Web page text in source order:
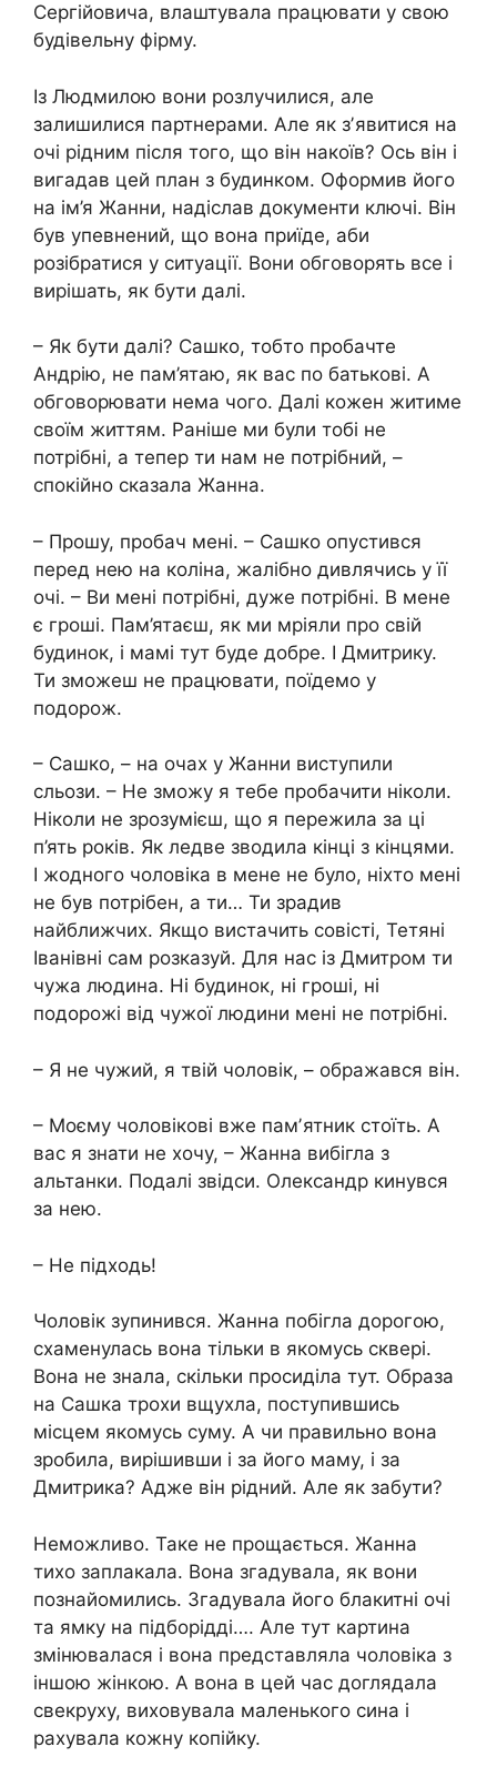
Сергійовича, влаштувала працювати у свою
будівельну фірму.
Із Людмилою вони розлучилися, але
залишилися партнерами. Але як зʼявитися на
очі рідним після того, що він накоїв? Ось він і
вигадав цей план з будинком. Оформив його
на ім’я Жанни, надіслав документи ключі. Він
був упевнений, що вона приїде, аби
розібратися у ситуації. Вони обговорять все і
вирішать, як бути далі.
– Як бути далі? Сашко, тобто пробачте
Андрію, не пам’ятаю, як вас по батькові. А
обговорювати нема чого. Далі кожен житиме
своїм життям. Раніше ми були тобі не
потрібні, а тепер ти нам не потрібний, –
спокійно сказала Жанна.
– Прошу, пробач мені. – Сашко опустився
перед нею на коліна, жалібно дивлячись у її
очі. – Ви мені потрібні, дуже потрібні. В мене
є гроші. Пам’ятаєш, як ми мріяли про свій
будинок, і мамі тут буде добре. І Дмитрику.
Ти зможеш не працювати, поїдемо у
подорож.
– Сашко, – на очах у Жанни виступили
сльози. – Не зможу я тебе пробачити ніколи.
Ніколи не зрозумієш, що я пережила за ці
п’ять років. Як ледве зводила кінці з кінцями.
І жодного чоловіка в мене не було, ніхто мені
не був потрібен, а ти… Ти зрадив
найближчих. Якщо вистачить совісті, Тетяні
Іванівні сам розказуй. Для нас із Дмитром ти
чужа людина. Ні будинок, ні гроші, ні
подорожі від чужої людини мені не потрібні.
– Я не чужий, я твій чоловік, – ображався він.
– Моєму чоловікові вже памʼятник стоїть. А
вас я знати не хочу, – Жанна вибігла з
альтанки. Подалі звідси. Олександр кинувся
за нею.
– Не підходь!
Чоловік зупинився. Жанна побігла дорогою,
схаменулась вона тільки в якомусь сквері.
Вона не знала, скільки просиділа тут. Образа
на Сашка трохи вщухла, поступившись
місцем якомусь суму. А чи правильно вона
зробила, вирішивши і за його маму, і за
Дмитрика? Адже він рідний. Але як забути?
Неможливо. Таке не прощається. Жанна
тихо заплакала. Вона згадувала, як вони
познайомились. Згадувала його блакитні очі
та ямку на підборідді…. Але тут картина
змінювалася і вона представляла чоловіка з
іншою жінкою. А вона в цей час доглядала
свекруху, виховувала маленького сина і
рахувала кожну копійку.